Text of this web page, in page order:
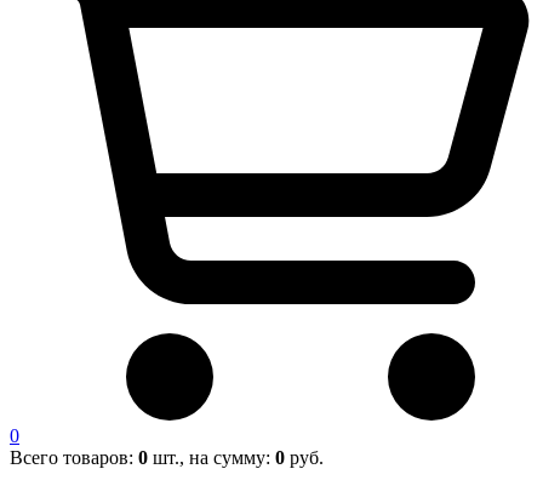
0
Всего товаров: 0 шт., на сумму: 0 руб.